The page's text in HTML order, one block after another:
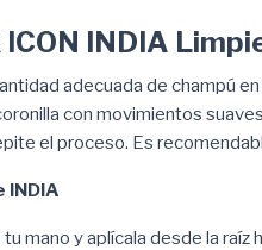
ICON INDIA
adecuada de champú
con movimientos
el proceso. Es
INDIA
tu mano y aplícala desde la